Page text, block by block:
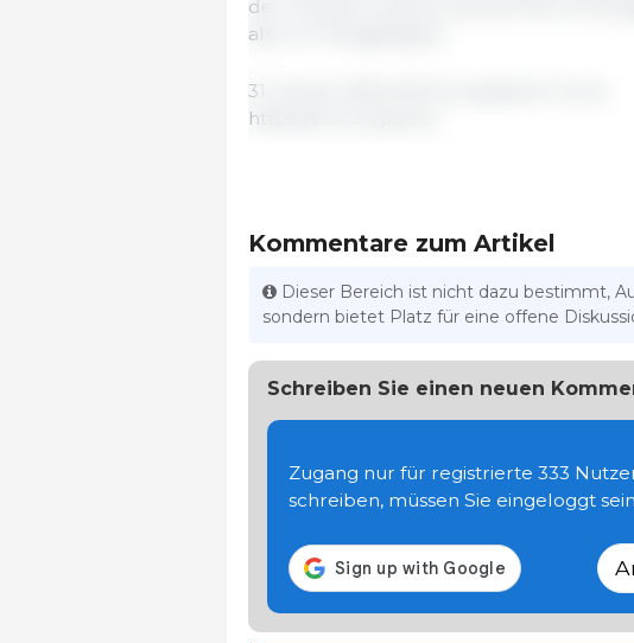
der Ukraine in die EU auf 24,3 Mrd. EUR
also vor Kriegsbeginn.
31. Januar 2024/ EK/ Europäische Union.
https://ec.europa.eu/
Kommentare zum Artikel
Dieser Bereich ist nicht dazu bestimmt,
sondern bietet Platz für eine offene
Schreiben Sie einen neuen
Zugang nur für registrierte 333
schreiben, müssen Sie eingeloggt